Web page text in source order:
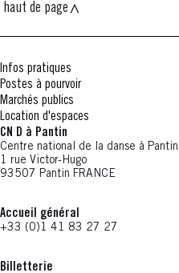
haut de page
Infos pratiques
Postes à pourvoir
Marchés publics
Location d'espaces
CN D à Pantin
Centre national de la danse à Pantin
1 rue Victor-Hugo
93507 Pantin FRANCE
Accueil général
+33 (0)1 41 83 27 27
Billetterie